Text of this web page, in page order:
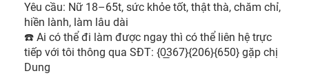
Yêu cầu: Nữ 18–65t, sức khỏe tốt, thật thà, chăm chỉ,
hiền lành, làm lâu dài
☎️ Ai có thể đi làm được ngay thì có thể liên hệ trực
tiếp với tôi thông qua SĐT: {0̲367}{206}{650} gặp chị
Dung